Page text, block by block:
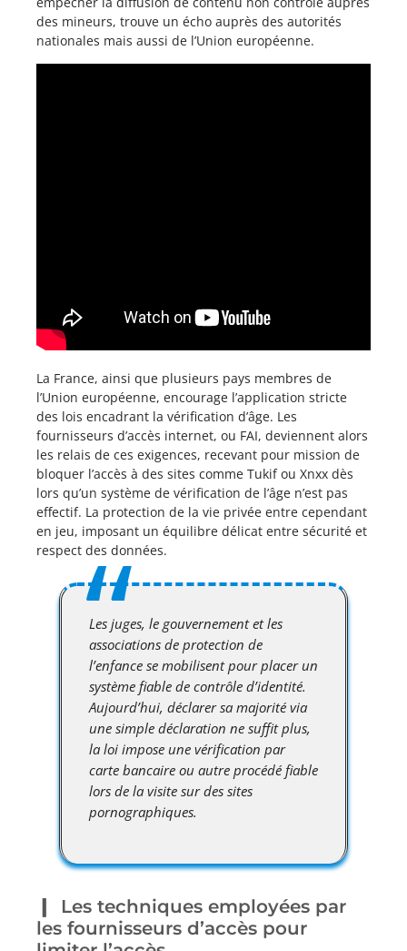
des mineurs, trouve un écho auprès des autorités
nationales mais aussi de l’Union européenne.
La France, ainsi que plusieurs pays membres de
l’Union européenne, encourage l’application stricte
des lois encadrant la vérification d’âge. Les
fournisseurs d’accès internet, ou FAI, deviennent alors
les relais de ces exigences, recevant pour mission de
bloquer l’accès à des sites comme Tukif ou Xnxx dès
lors qu’un système de vérification de l’âge n’est pas
effectif. La protection de la vie privée entre cependant
en jeu, imposant un équilibre délicat entre sécurité et
respect des données.
Les juges, le gouvernement et les
associations de protection de
l’enfance se mobilisent pour placer un
système fiable de contrôle d’identité.
Aujourd’hui, déclarer sa majorité via
une simple déclaration ne suffit plus,
la loi impose une vérification par
carte bancaire ou autre procédé fiable
lors de la visite sur des sites
pornographiques.
Les techniques employées par
les fournisseurs d’accès pour